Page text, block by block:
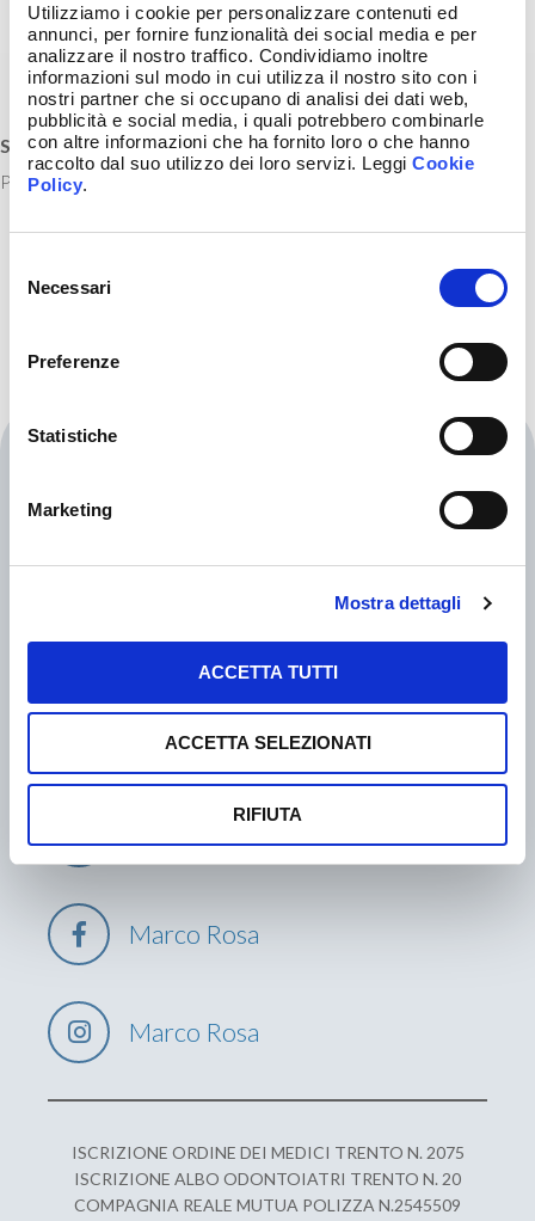
Utilizziamo i cookie per personalizzare contenuti ed
annunci, per fornire funzionalità dei social media e per
analizzare il nostro traffico. Condividiamo inoltre
informazioni sul modo in cui utilizza il nostro sito con i
nostri partner che si occupano di analisi dei dati web,
pubblicità e social media, i quali potrebbero combinarle
con altre informazioni che ha fornito loro o che hanno
raccolto dal suo utilizzo dei loro servizi. Leggi Cookie
Policy.
delNecessari
Preferenze
Statistiche
Marketing
Mostra dettagli
ACCETTA TUTTI
ACCETTA SELEZIONATI
RIFIUTA
STUDIO DOTT. MARCO ROSA
Piazza della Mostra, 19, Trento, TN, Italia
Specialisti in Ortognatodonzia
organizzative.
+39 0461986646
info@marcorosa.it
Marco Rosa
Marco Rosa
ISCRIZIONE ORDINE DEI MEDICI TRENTO N. 2075
ISCRIZIONE ALBO ODONTOIATRI TRENTO N. 20
COMPAGNIA REALE MUTUA POLIZZA N.2545509